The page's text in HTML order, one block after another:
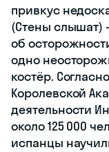
привкус
(Стены слышат)
об
одно
костёр.
Королевской
деятельности
около 125 000
испанцы